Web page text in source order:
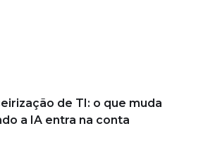
de TI: o que muda
a IA entra na conta